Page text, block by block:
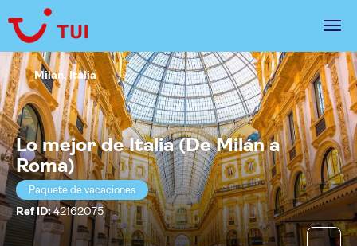
Lo mejor de Italia (De Milán a
Roma)
Paquete de vacaciones
Ref ID:42162075
Milan, Italia